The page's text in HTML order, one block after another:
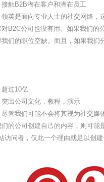
触B2B潜在客户和潜在员工
领英是面向专业人士的社交网络
B2C公司也没有用。如果我们的
们的职位空缺。而且，如果我们
过10亿
出公司文化，教程，演示
尽管我们可能不会将其视为社交
们的公司创建自己的内容，则可
问者，仅此一个理由就足以创建